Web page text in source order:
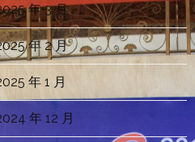
年 3 月
年 2 月
年 1 月
年 12 月